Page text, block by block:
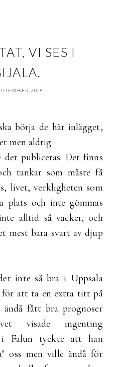
VI SES I
2015
börja de här inlägget,
men aldrig
det publiceras. Det finns
tankar som måste få
livet, verkligheten som
plats och inte gömmas
alltid så vacker, och
mest bara svart av djup
inte så bra i Uppsala
för att ta en extra titt på
fått bra prognoser
visade ingenting
i Falun tyckte att han
oss men ville ändå för